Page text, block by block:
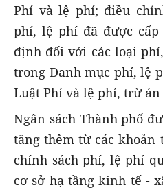
Phí và lệ phí; điều
phí, lệ phí đã được
định đối với các loại
trong Danh mục phí, lệ
Luật Phí và lệ phí, trừ
Ngân sách Thành phố
tăng thêm từ các
chính sách phí, lệ phí
cơ sở hạ tầng kinh tế -